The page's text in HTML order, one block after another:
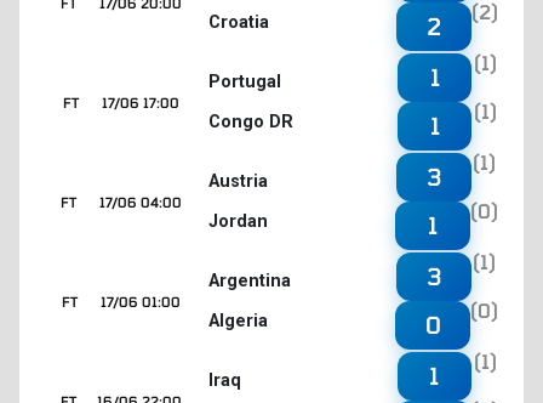
Croatia 2
(2)
17/06 17:00
FT
Portugal
Congo DR
1
(1)
1
(1)
17/06 04:00
FT
Austria
Jordan
3
(1)
1
(0)
17/06 01:00
FT
Argentina
Algeria
3
(1)
0
(0)
Iraq
1
(1)